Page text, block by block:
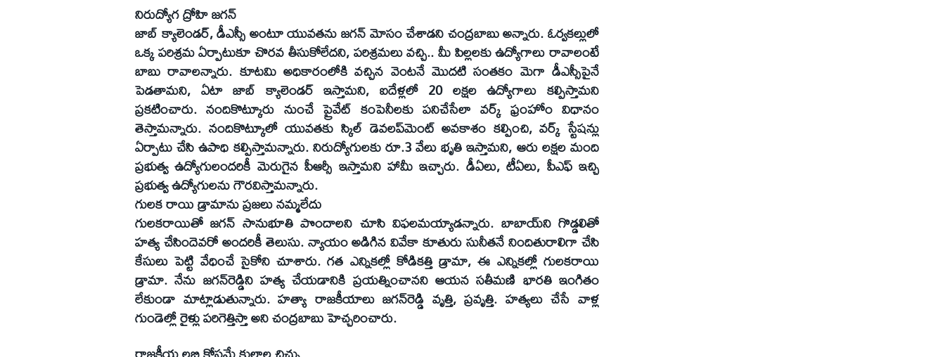
నిరుద్యోగ ద్రోహి జగన్‌
జాబ్‌ క్యాలెండర్‌, డీఎస్సీ అంటూ యువతను జగన్‌ మోసం చేశాడని చంద్రబాబు అన్నారు. ఓర్వకల్లులో
ఒక్క పరిశ్రమ ఏర్పాటుకూ చొరవ తీసుకోలేదని, పరిశ్రమలు వచ్చి.. మీ పిల్లలకు ఉద్యోగాలు రావాలంటే
బాబు రావాలన్నారు. కూటమి అధికారంలోకి వచ్చిన వెంటనే మొదటి సంతకం మెగా డీఎస్సీపైనే
పెడతామని, ఏటా జాబ్‌ క్యాలెండర్‌ ఇస్తామని, ఐదేళ్లలో 20 లక్షల ఉద్యోగాలు కల్పిస్తామని
ప్రకటించారు. నందికొట్కూరు నుంచే ప్రైవేట్‌ కంపెనీలకు పనిచేసేలా వర్క్‌ ఫ్రంహోం విధానం
తెస్తామన్నారు. నందికొట్కూలో యువతకు స్కిల్‌ డెవలప్‌మెంట్‌ అవకాశం కల్పించి, వర్క్‌ స్టేషన్లు
ఏర్పాటు చేసి ఉపాధి కల్పిస్తామన్నారు. నిరుద్యోగులకు రూ.3 వేలు భృతి ఇస్తామని, ఆరు లక్షల మంది
ప్రభుత్వ ఉద్యోగులందరికీ మెరుగైన పీఆర్సీ ఇస్తామని హామీ ఇచ్చారు. డీఏలు, టీఏలు, పీఎఫ్‌ ఇచ్చి
ప్రభుత్వ ఉద్యోగులను గౌరవిస్తామన్నారు.
గులక రాయి డ్రామాను ప్రజలు నమ్మలేదు
గులకరాయితో జగన్‌ సానుభూతి పొందాలని చూసి విఫలమయ్యాడన్నారు. బాబాయ్‌ని గొడ్డలితో
హత్య చేసిందెవరో అందరికీ తెలుసు. న్యాయం అడిగిన వివేకా కూతురు సునీతనే నిందితురాలిగా చేసి
కేసులు పెట్టి వేధించే సైకోని చూశారు. గత ఎన్నికల్లో కోడికత్తి డ్రామా, ఈ ఎన్నికల్లో గులకరాయి
డ్రామా. నేను జగన్‌రెడ్డిని హత్య చేయడానికి ప్రయత్నించానని ఆయన సతీమణి భారతి ఇంగితం
లేకుండా మాట్లాడుతున్నారు. హత్యా రాజకీయాలు జగన్‌రెడ్డి వృత్తి, ప్రవృత్తి. హత్యలు చేసే వాళ్ల
గుండెల్లో రైళ్లు పరిగెత్తిస్తా అని చంద్రబాబు హెచ్చరించారు.